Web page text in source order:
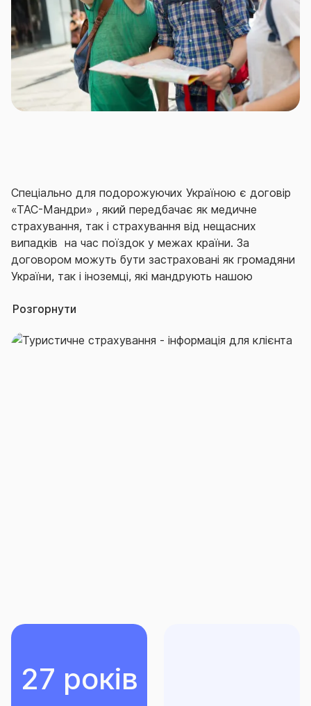
Спеціально для подорожуючих Україною є договір
«ТАС-Мандри» , який передбачає як медичне
страхування, так і страхування від нещасних
випадків на час поїздок у межах країни. За
договором можуть бути застраховані як громадяни
України, так і іноземці, які мандрують нашою
– це рішення, яке позбавить стресу та
Розгорнути
27 років